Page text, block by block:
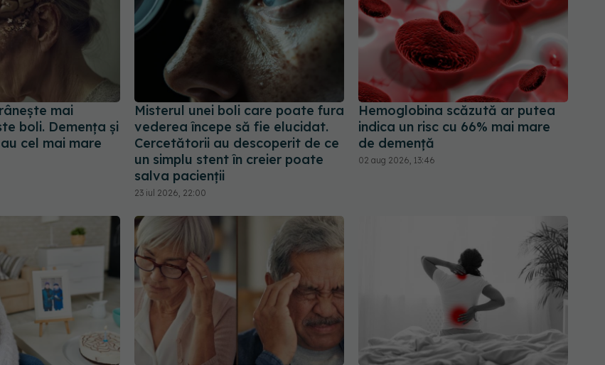
mai
boli. Demența și
cel mai mare
Misterul unei boli care poate fura
vederea începe să fie elucidat.
Cercetătorii au descoperit de ce
un simplu stent în creier poate
salva pacienții
23 iul 2026, 22:00
Hemoglobina scăzută ar putea
indica un risc cu 66% mai mare
de demență
02 aug 2026, 13:46